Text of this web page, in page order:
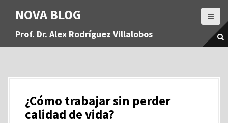
a
NOVA BLOG
Prof. Dr. Alex Rodríguez Villalobos
¿Cómo trabajar sin perder
calidad de vida?